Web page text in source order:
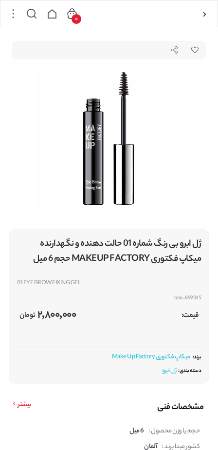
ژل ابرو بی رنگ شماره 01 حالت دهنده و نگهدارنده میکاپ فکتوری MAKEUP FACTORY حجم 6 میل
0
ژل ابرو بی رنگ شماره 01 حالت دهنده و نگهدارنده
میکاپ فکتوری MAKEUP FACTORY حجم 6 میل
01 EYE BROW FIXING GEL
bno-899345
قیمت: 2,800,000 تومان
برند: میکاپ فکتوری Make Up Factory
دسته بندی: ژل ابرو
مشخصات فنی بیشتر
حجم یا وزن محصول : 6 میل
کشور مبدا برند : آلمان